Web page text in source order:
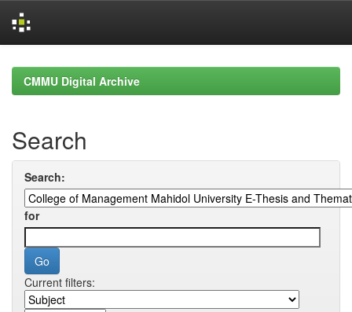
navigationCMMU Digital Archive
Search
Search:
for
Current filters: